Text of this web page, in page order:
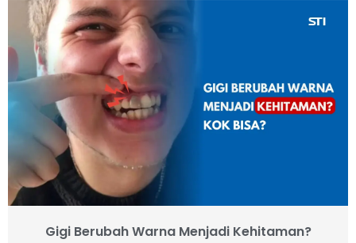
Gigi Berubah Warna Menjadi Kehitaman?